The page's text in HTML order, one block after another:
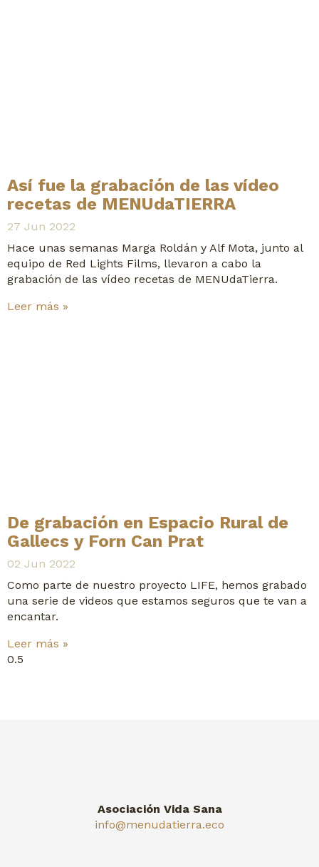
Así fue la grabación de las vídeo
recetas de MENUdaTIERRA
27 Jun 2022
Hace unas semanas Marga Roldán y Alf Mota, junto al
equipo de Red Lights Films, llevaron a cabo la
grabación de las vídeo recetas de MENUdaTierra.
Leer más »
De grabación en Espacio Rural de
Gallecs y Forn Can Prat
02 Jun 2022
Como parte de nuestro proyecto LIFE, hemos grabado
una serie de videos que estamos seguros que te van a
encantar.
Leer más »
Asociación Vida Sana
info@menudatierra.eco